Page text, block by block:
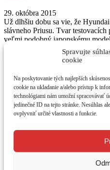
Spravujte
cookie
Na poskytovanie tých najlepších
cookie na ukladanie a/alebo prístup k
technológiami nám umožní spracovávať
jedinečné ID na tejto stránke. Nesúhlas
ovplyvniť určité vlastnosti a funkcie.
29. októbra 2015
Už dlhšiu dobu sa vie, že
slávneho Priusu. Tvar
veľmi podobný japonskému
Sledujte nás na Instagram
O NÁS
AUTOGRÁTIS - jediný
vozidiel, prvé jazdy a novinky.
čítania o autách vatraktívnom
čerpacie stanice Shell, OMV a
Ako vznikol